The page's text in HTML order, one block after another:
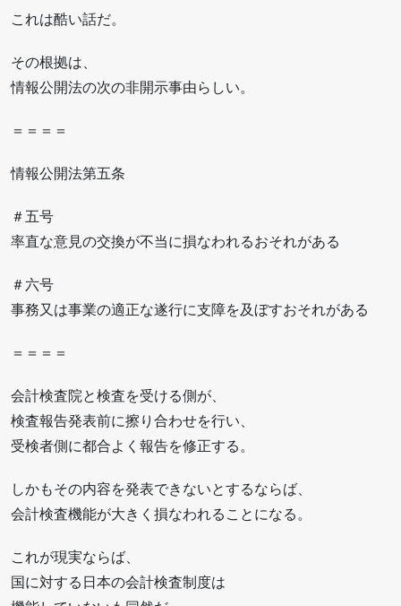
これは酷い話だ。
その根拠は、
情報公開法の次の非開示事由らしい。
＝＝＝＝
情報公開法第五条
＃五号
率直な意見の交換が不当に損なわれるおそれがある
＃六号
事務又は事業の適正な遂行に支障を及ぼすおそれがある
＝＝＝＝
会計検査院と検査を受ける側が、
検査報告発表前に擦り合わせを行い、
受検者側に都合よく報告を修正する。
しかもその内容を発表できないとするならば、
会計検査機能が大きく損なわれることになる。
これが現実ならば、
国に対する日本の会計検査制度は